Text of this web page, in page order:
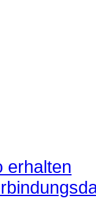
erhalten